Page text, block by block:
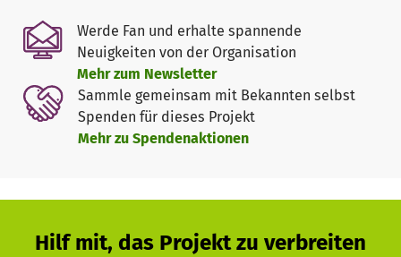
Werde Fan und erhalte spannende
Neuigkeiten von der Organisation
Mehr zum Newsletter
Sammle gemeinsam mit Bekannten selbst
Spenden für dieses Projekt
Mehr zu Spendenaktionen
Hilf mit, das Projekt zu verbreiten